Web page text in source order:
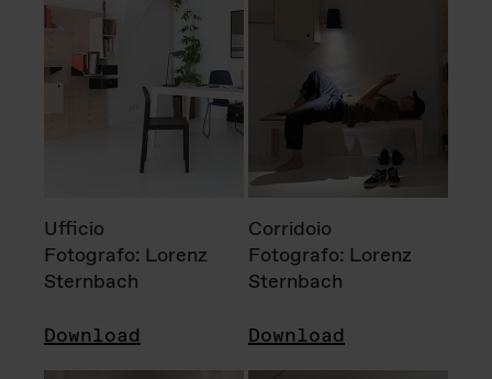
Ufficio
Fotografo: Lorenz
Sternbach
Download
Corridoio
Fotografo: Lorenz
Sternbach
Download